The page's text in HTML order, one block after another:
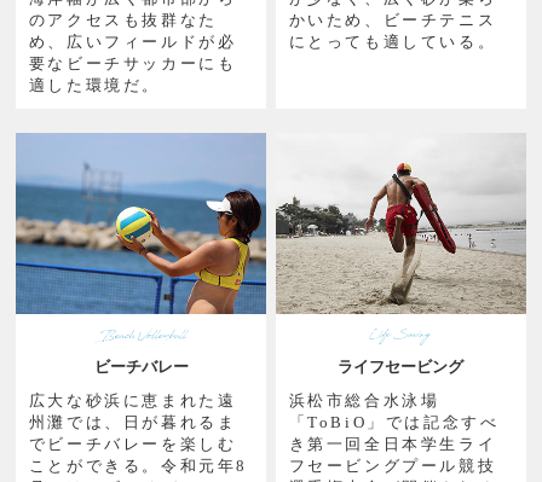
のアクセスも抜群なた
め、広いフィールドが必
要なビーチサッカーにも
適した環境だ。
かいため、ビーチテニス
にとっても適している。
ビーチバレー
広大な砂浜に恵まれた遠
州灘では、日が暮れるま
でビーチバレーを楽しむ
ことができる。令和元年8
ライフセービング
浜松市総合水泳場
「ToBiO」では記念すべ
き第一回全日本学生ライ
フセービングプール競技